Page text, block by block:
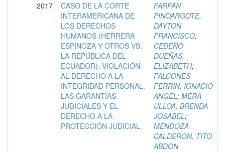
2017
CASO DE LA CORTE
INTERAMERICANA DE
LOS DERECHOS
HUMANOS (HERRERA
ESPINOZA Y OTROS VS.
LA REPÚBLICA DEL
ECUADOR): VIOLACIÓN
AL DERECHO A LA
INTEGRIDAD PERSONAL,
LAS GARANTÍAS
JUDICIALES Y EL
DERECHO A LA
PROTECCIÓN JUDICIAL.
FARFAN
PINOARGOTE,
DAYTON
FRANCISCO;
CEDEÑO
DUEÑAS,
ELIZABETH;
FALCONES
FERRIN, IGNACIO
ANGEL; MERA
ULLOA, BRENDA
JOSABEL;
MENDOZA
CALDERON, TITO
ABDON